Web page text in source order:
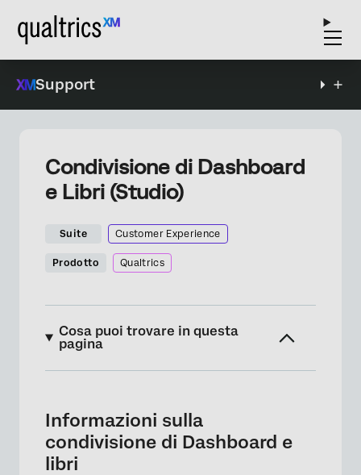
Support
Condivisione di Dashboard
e Libri (Studio)
Suite Customer Experience
Prodotto Qualtrics
Cosa puoi trovare in questa
pagina
Condivisione di un Dashboard o di un Libro
Proprietari contro proprietari. Editori contro
Informazioni sulla
condivisione di Dashboard e
libri